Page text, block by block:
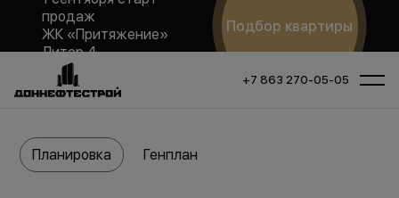
продаж
ЖК «Притяжение»
Литер 4
Подбор квартиры
+7 863 270-05-05
Планировка Генплан